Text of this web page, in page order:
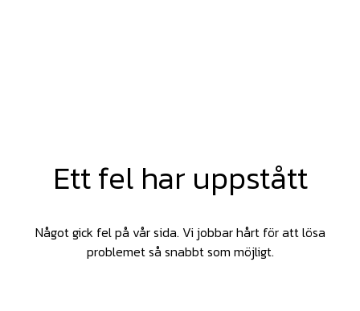
Ett fel har uppstått
Något gick fel på vår sida. Vi jobbar hårt för att lösa
problemet så snabbt som möjligt.